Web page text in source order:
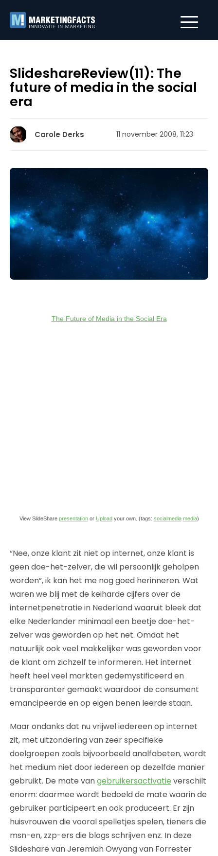
SlideshareReview(11): The
future of media in the social
era
Carole Derks 11 november 2008, 11:23
The Future of Media in the Social Era
View SlideShare presentationor Uploadyour own. (tags: socialmedia media)
“Nee, onze klant zit niet op internet, onze klant is
geen doe-het-zelver, die wil persoonlijk geholpen
worden”, ik kan het me nog goed herinneren. Wat
waren we blij met de keiharde cijfers over de
internetpenetratie in Nederland waaruit bleek dat
elke Nederlander minimaal een beetje doe-het-
zelver was geworden op het net. Omdat het
natuurlijk ook veel makkelijker was geworden voor
de klant om zichzelf te informeren. Het internet
heeft heel veel markten gedemystificeerd en
transparanter gemaakt waardoor de consument
emancipeerde en op eigen benen leerde staan.
Maar ondanks dat nu vrijwel iedereen op internet
zit, met uitzondering van zeer specifieke
doelgroepen zoals bijvoorbeeld analfabeten, wordt
het medium niet door iedereen op dezelfde manier
gebruikt. De mate vangebruikersactivatie verschilt
enorm: daarmee wordt bedoeld de mate waarin de
gebruiker participeert en ook produceert. Er zijn
huisvrouwen die vooral spelletjes spelen, tieners die
msn-en, zzp-ers die blogs schrijven enz. In deze
Slideshare van Jeremiah Owyang van Forrester